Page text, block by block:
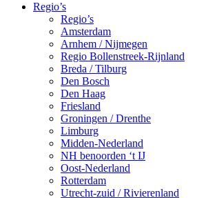
Regio’s
Regio’s
Amsterdam
Arnhem / Nijmegen
Regio Bollenstreek-Rijnland
Breda / Tilburg
Den Bosch
Den Haag
Friesland
Groningen / Drenthe
Limburg
Midden-Nederland
NH benoorden ‘t IJ
Oost-Nederland
Rotterdam
Utrecht-zuid / Rivierenland